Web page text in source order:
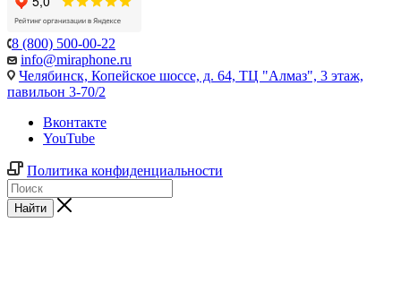
8 (800) 500-00-22
info@miraphone.ru
Челябинск, Копейское шоссе, д. 64, ТЦ "Алмаз", 3 этаж,
павильон 3-70/2
Вконтакте
YouTube
Политика конфиденциальности
Найти